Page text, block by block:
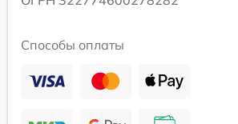
Способы оплаты